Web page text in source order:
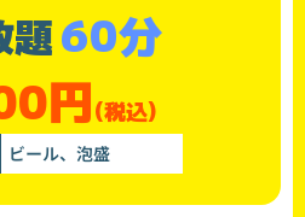
題60分
円(税込)
ビール、泡盛